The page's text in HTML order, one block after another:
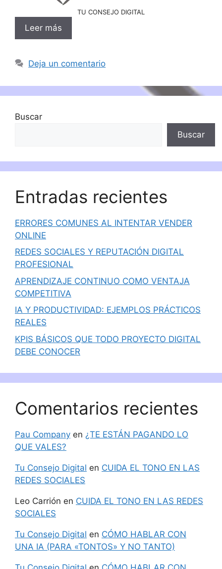
TU CONSEJO DIGITAL
Leer más
Deja un comentario
Buscar
Buscar
Entradas recientes
ERRORES COMUNES AL INTENTAR VENDER
ONLINE
REDES SOCIALES Y REPUTACIÓN DIGITAL
PROFESIONAL
APRENDIZAJE CONTINUO COMO VENTAJA
COMPETITIVA
IA Y PRODUCTIVIDAD: EJEMPLOS PRÁCTICOS
REALES
KPIS BÁSICOS QUE TODO PROYECTO DIGITAL
DEBE CONOCER
Comentarios recientes
Pau Company en ¿TE ESTÁN PAGANDO LO
QUE VALES?
Tu Consejo Digital en CUIDA EL TONO EN LAS
REDES SOCIALES
Leo Carrión en CUIDA EL TONO EN LAS REDES
SOCIALES
Tu Consejo Digital en CÓMO HABLAR CON
UNA IA (PARA «TONTOS» Y NO TANTO)